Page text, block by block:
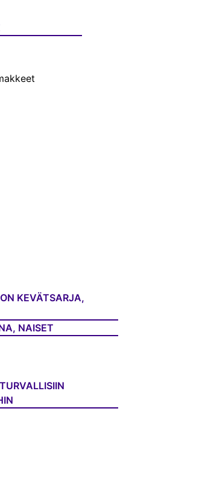
KEVÄTSARJA,
NAISET